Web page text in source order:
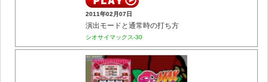
2011年02月07日
演出モードと通常時の打ち方
シオサイマックス-30